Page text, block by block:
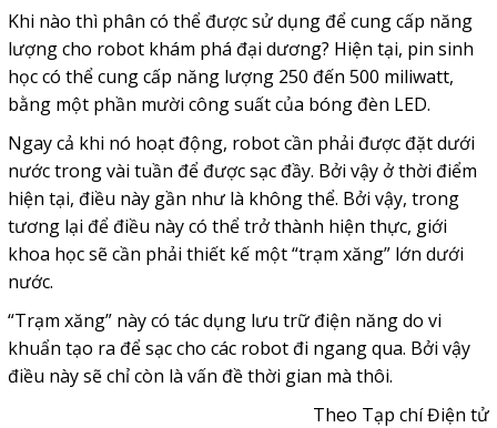
Khi nào thì phân có thể được sử dụng để cung cấp năng
lượng cho robot khám phá đại dương? Hiện tại, pin sinh
học có thể cung cấp năng lượng 250 đến 500 miliwatt,
bằng một phần mười công suất của bóng đèn LED.
Ngay cả khi nó hoạt động, robot cần phải được đặt dưới
nước trong vài tuần để được sạc đầy. Bởi vậy ở thời điểm
hiện tại, điều này gần như là không thể. Bởi vậy, trong
tương lại để điều này có thể trở thành hiện thực, giới
khoa học sẽ cần phải thiết kế một “trạm xăng” lớn dưới
nước.
“Trạm xăng” này có tác dụng lưu trữ điện năng do vi
khuẩn tạo ra để sạc cho các robot đi ngang qua. Bởi vậy
điều này sẽ chỉ còn là vấn đề thời gian mà thôi.
Theo Tạp chí Điện tử